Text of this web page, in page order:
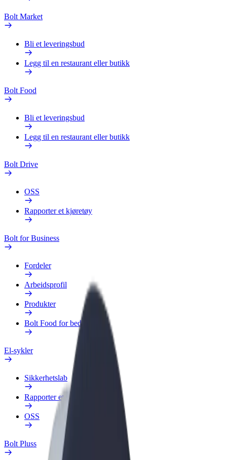
Bolt Market
Bli et leveringsbud
Legg til en restaurant eller butikk
Bolt Food
Bli et leveringsbud
Legg til en restaurant eller butikk
Bolt Drive
OSS
Rapporter et kjøretøy
Bolt for Business
Fordeler
Arbeidsprofil
Produkter
Bolt Food for bedrifter
El-sykler
Sikkerhetslab
Rapporter et problem
OSS
Bolt Pluss